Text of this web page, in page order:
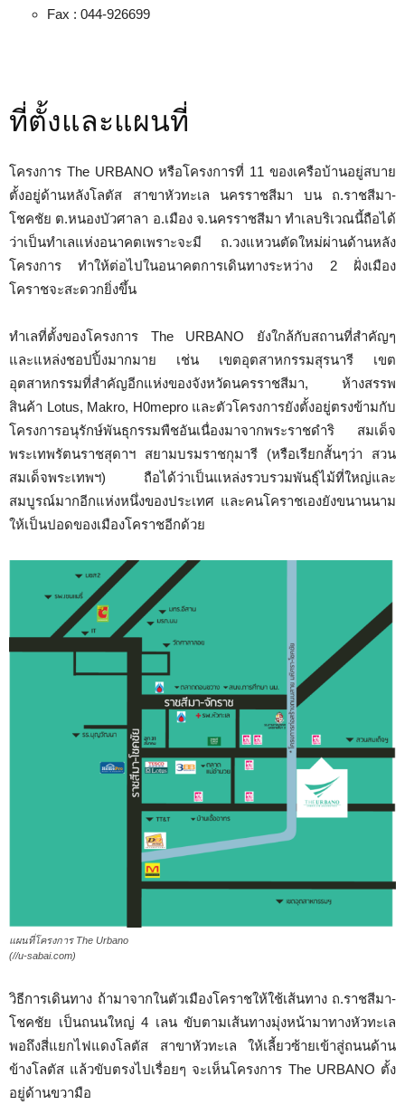
Fax : 044-926699
ที่ตั้งและแผนที่
โครงการ The URBANO หรือโครงการที่ 11 ของเครือบ้านอยู่สบาย
ตั้งอยู่ด้านหลังโลตัส สาขาหัวทะเล นครราชสีมา บน ถ.ราชสีมา-
โชคชัย ต.หนองบัวศาลา อ.เมือง จ.นครราชสีมา ทำเลบริเวณนี้ถือได้
ว่าเป็นทำเลแห่งอนาคตเพราะจะมี ถ.วงแหวนตัดใหม่ผ่านด้านหลัง
โครงการ ทำให้ต่อไปในอนาคตการเดินทางระหว่าง 2 ฝั่งเมือง
โคราชจะสะดวกยิ่งขึ้น
ทำเลที่ตั้งของโครงการ The URBANO ยังใกล้กับสถานที่สำคัญๆ
และแหล่งชอปปิ้งมากมาย เช่น เขตอุตสาหกรรมสุรนารี เขต
อุตสาหกรรมที่สำคัญอีกแห่งของจังหวัดนครราชสีมา, ห้างสรรพ
สินค้า Lotus, Makro, H0mepro และตัวโครงการยังตั้งอยู่ตรงข้ามกับ
โครงการอนุรักษ์พันธุกรรมพืชอันเนื่องมาจากพระราชดำริ สมเด็จ
พระเทพรัตนราชสุดาฯ สยามบรมราชกุมารี (หรือเรียกสั้นๆว่า สวน
สมเด็จพระเทพฯ) ถือได้ว่าเป็นแหล่งรวบรวมพันธุ์ไม้ที่ใหญ่และ
สมบูรณ์มากอีกแห่งหนึ่งของประเทศ และคนโคราชเองยังขนานนาม
ให้เป็นปอดของเมืองโคราชอีกด้วย
แผนที่โครงการ The Urbano
(//u-sabai.com)
วิธีการเดินทาง ถ้ามาจากในตัวเมืองโคราชให้ใช้เส้นทาง ถ.ราชสีมา-
โชคชัย เป็นถนนใหญ่ 4 เลน ขับตามเส้นทางมุ่งหน้ามาทางหัวทะเล
พอถึงสี่แยกไฟแดงโลตัส สาขาหัวทะเล ให้เลี้ยวซ้ายเข้าสู่ถนนด้าน
ข้างโลตัส แล้วขับตรงไปเรื่อยๆ จะเห็นโครงการ The URBANO ตั้ง
อยู่ด้านขวามือ